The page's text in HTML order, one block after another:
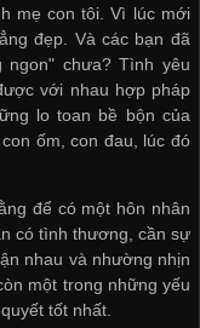
mẹ con tôi. Vì lúc mới
đẹp. Và các bạn đã
ngon" chưa? Tình yêu
với nhau hợp pháp
lo toan bề bộn của
ốm, con đau, lúc đó
để có một hôn nhân
có tình thương, cần sự
nhau và nhường nhịn
một trong những yếu
tốt nhất.